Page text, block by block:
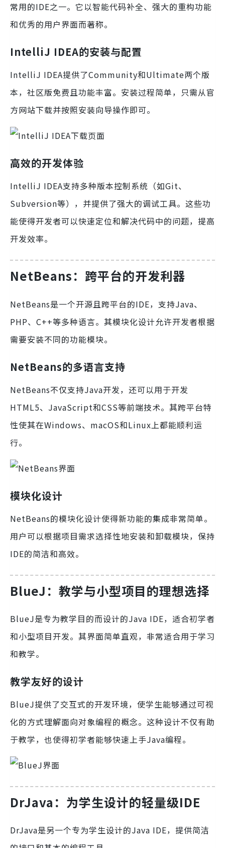
常用的IDE之一。它以智能代码补全、强大的重构功能
和优秀的用户界面而著称。
IntelliJ IDEA的安装与配置
IntelliJ IDEA提供了Community和Ultimate两个版
本，社区版免费且功能丰富。安装过程简单，只需从官
方网站下载并按照安装向导操作即可。
高效的开发体验
IntelliJ IDEA支持多种版本控制系统（如Git、
Subversion等），并提供了强大的调试工具。这些功
能使得开发者可以快速定位和解决代码中的问题，提高
开发效率。
NetBeans：跨平台的开发利器
NetBeans是一个开源且跨平台的IDE，支持Java、
PHP、C++等多种语言。其模块化设计允许开发者根据
需要安装不同的功能模块。
NetBeans的多语言支持
NetBeans不仅支持Java开发，还可以用于开发
HTML5、JavaScript和CSS等前端技术。其跨平台特
性使其在Windows、macOS和Linux上都能顺利运
行。
模块化设计
NetBeans的模块化设计使得新功能的集成非常简单。
用户可以根据项目需求选择性地安装和卸载模块，保持
IDE的简洁和高效。
BlueJ：教学与小型项目的理想选择
BlueJ是专为教学目的而设计的Java IDE，适合初学者
和小型项目开发。其界面简单直观，非常适合用于学习
和教学。
教学友好的设计
BlueJ提供了交互式的开发环境，使学生能够通过可视
化的方式理解面向对象编程的概念。这种设计不仅有助
于教学，也使得初学者能够快速上手Java编程。
DrJava：为学生设计的轻量级IDE
DrJava是另一个专为学生设计的Java IDE，提供简洁